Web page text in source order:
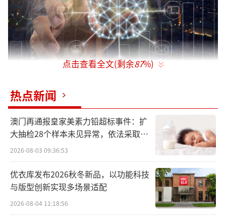
什么是可控核聚变？
核聚变是指两个或多个质量较轻的原子核
聚合为一个或多个较重的原子核和其他粒子，
并释放出能量的过程。在可控核聚变中，通常
利用氢的同位素氘和氚作为燃料，通过加热和
约束这些燃料，使其达到聚变所需的条件，从
而引发聚变反应。
点击查看全文(剩余87%)
热点新闻
澳门再通报皇家美素力铅超标事件：扩
大抽检28个样本未见异常，依法采取预
防性下架
2026-08-03 09:36:53
优衣库发布2026秋冬新品，以功能科技
与版型创新实现多场景适配
2026-08-04 11:18:56